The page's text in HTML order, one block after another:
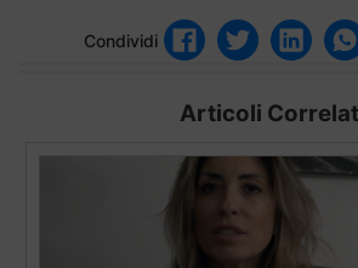
Condividi
Articoli